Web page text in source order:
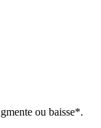
ou baisse*.